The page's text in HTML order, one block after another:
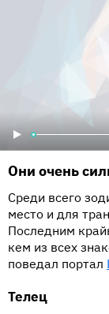
Они очень
Среди всего
место и для
Последним
кем из всех
поведал портал
Телец